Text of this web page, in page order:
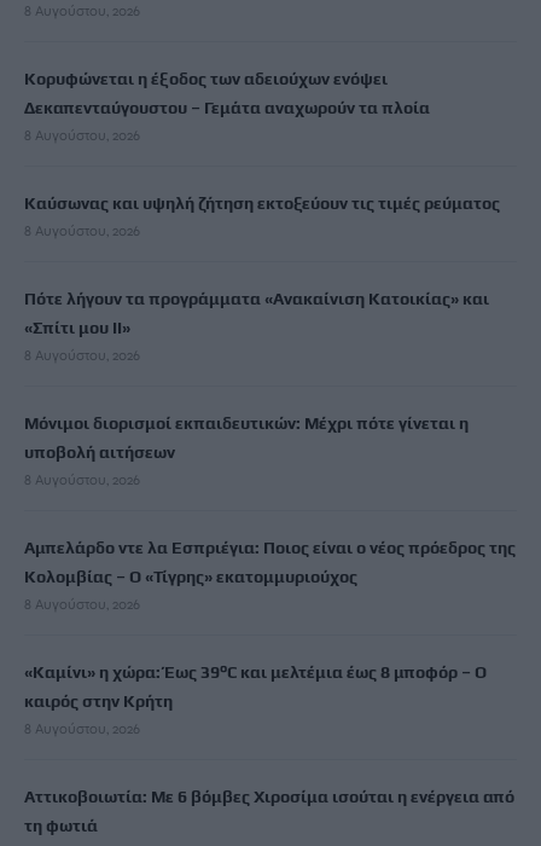
8 Αυγούστου, 2026
Κορυφώνεται η έξοδος των αδειούχων ενόψει
Δεκαπενταύγουστου – Γεμάτα αναχωρούν τα πλοία
8 Αυγούστου, 2026
Καύσωνας και υψηλή ζήτηση εκτοξεύουν τις τιμές ρεύματος
8 Αυγούστου, 2026
Πότε λήγουν τα προγράμματα «Ανακαίνιση Κατοικίας» και
«Σπίτι μου ΙΙ»
8 Αυγούστου, 2026
Μόνιμοι διορισμοί εκπαιδευτικών: Μέχρι πότε γίνεται η
υποβολή αιτήσεων
8 Αυγούστου, 2026
Αμπελάρδο ντε λα Εσπριέγια: Ποιος είναι ο νέος πρόεδρος της
Κολομβίας – Ο «Τίγρης» εκατομμυριούχος
8 Αυγούστου, 2026
«Καμίνι» η χώρα: Έως 39°C και μελτέμια έως 8 μποφόρ – Ο
καιρός στην Κρήτη
8 Αυγούστου, 2026
Αττικοβοιωτία: Με 6 βόμβες Χιροσίμα ισούται η ενέργεια από
τη φωτιά